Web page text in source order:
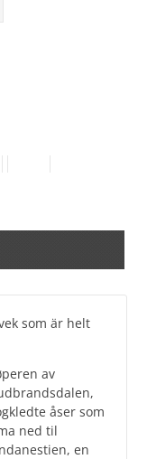
som är helt
av
åser som
ned til
en